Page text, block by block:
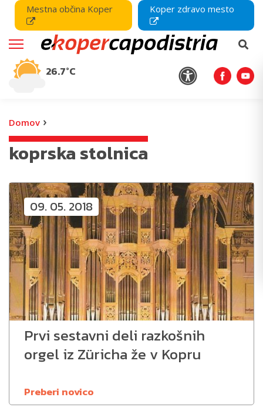
Mestna občina Koper Koper zdravo mesto
26.7°C
Domov ›
koprska stolnica
09. 05. 2018
Prvi sestavni deli razkošnih
orgel iz Züricha že v Kopru
Preberi novico